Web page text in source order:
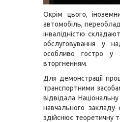
Окрім цього,
автомобіль,
інвалідністю
обслуговування у
особливо гостро у
вторгненням.
Для демонстрації
транспортними
відвідала
навчального закладу
здійснює теоретичну